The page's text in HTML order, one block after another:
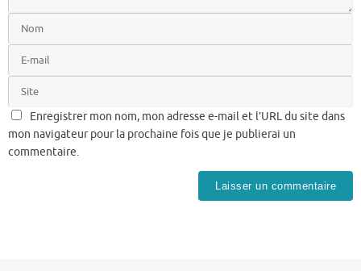
Enregistrer mon nom, mon adresse e-mail et l’URL du site dans
mon navigateur pour la prochaine fois que je publierai un
commentaire.